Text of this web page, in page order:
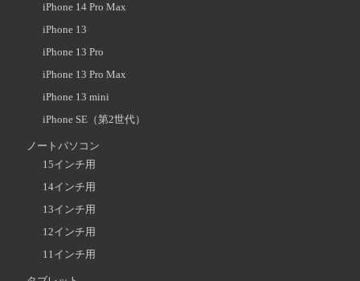
iPhone 14 Pro Max
iPhone 13
iPhone 13 Pro
iPhone 13 Pro Max
iPhone 13 mini
iPhone SE（第2世代）
ノートパソコン
15インチ用
14インチ用
13インチ用
12インチ用
11インチ用